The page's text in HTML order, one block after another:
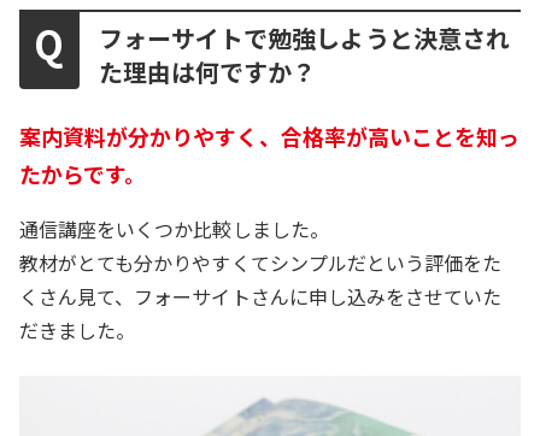
フォーサイトで勉強しようと決意され
た理由は何ですか？
案内資料が分かりやすく、合格率が高いことを知っ
たからです。
通信講座をいくつか比較しました。
教材がとても分かりやすくてシンプルだという評価をた
くさん見て、フォーサイトさんに申し込みをさせていた
だきました。